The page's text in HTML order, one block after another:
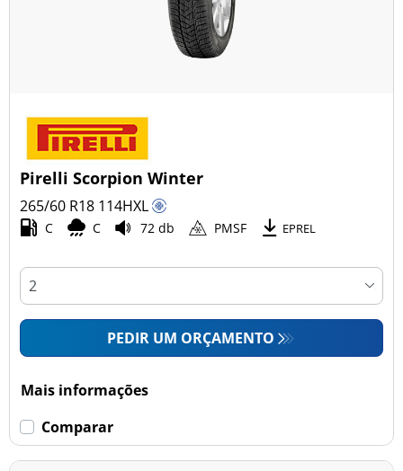
Pirelli Scorpion Winter
265/60 R18 114HXL
C C 72 db PMSF EPREL
PEDIR UM ORÇAMENTO
Mais informações
Comparar